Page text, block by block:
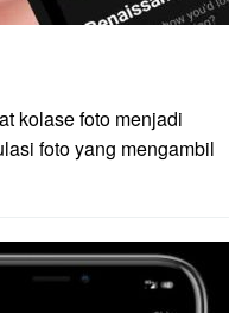
kolase foto menjadi
foto yang mengambil